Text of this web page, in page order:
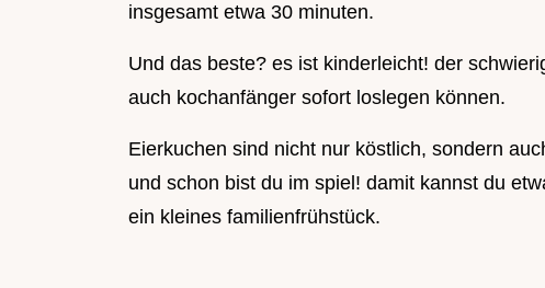
insgesamt etwa 30 minuten.
Und das beste? es ist kinderleicht! der
auch kochanfänger sofort loslegen können.
Eierkuchen sind nicht nur köstlich, sondern
und schon bist du im spiel! damit kannst du
ein kleines familienfrühstück.